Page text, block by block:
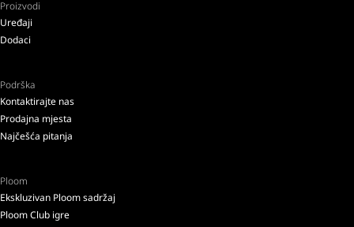
Proizvodi
Uređaji
Dodaci
Podrška
Kontaktirajte nas
Prodajna mjesta
Najčešća pitanja
Ploom
Ekskluzivan Ploom sadržaj
Ploom Club igre